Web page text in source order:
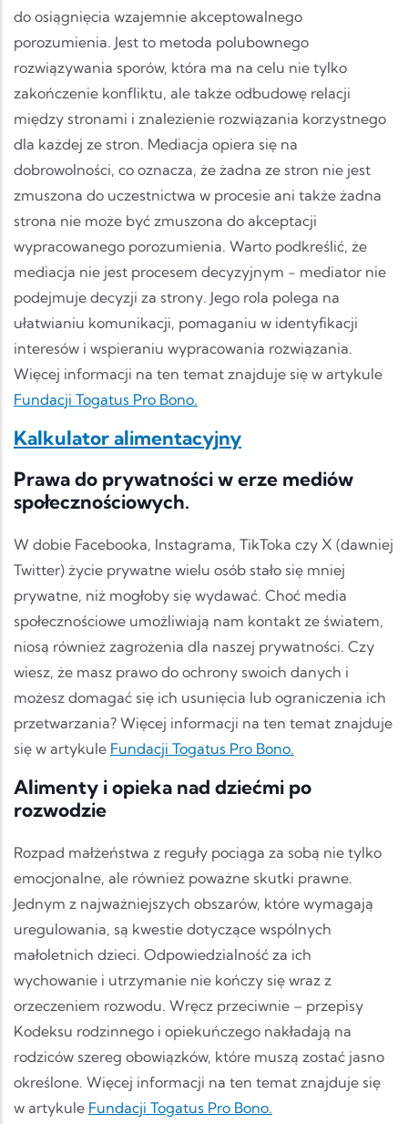
do osiągnięcia wzajemnie akceptowalnego
porozumienia. Jest to metoda polubownego
rozwiązywania sporów, która ma na celu nie tylko
zakończenie konfliktu, ale także odbudowę relacji
między stronami i znalezienie rozwiązania korzystnego
dla każdej ze stron. Mediacja opiera się na
dobrowolności, co oznacza, że żadna ze stron nie jest
zmuszona do uczestnictwa w procesie ani także żadna
strona nie może być zmuszona do akceptacji
wypracowanego porozumienia. Warto podkreślić, że
mediacja nie jest procesem decyzyjnym - mediator nie
podejmuje decyzji za strony. Jego rola polega na
ułatwianiu komunikacji, pomaganiu w identyfikacji
interesów i wspieraniu wypracowania rozwiązania.
Więcej informacji na ten temat znajduje się w artykule
Fundacji Togatus Pro Bono.
Kalkulator alimentacyjny
Prawa do prywatności w erze mediów
społecznościowych.
W dobie Facebooka, Instagrama, TikToka czy X (dawniej
Twitter) życie prywatne wielu osób stało się mniej
prywatne, niż mogłoby się wydawać. Choć media
społecznościowe umożliwiają nam kontakt ze światem,
niosą również zagrożenia dla naszej prywatności. Czy
wiesz, że masz prawo do ochrony swoich danych i
możesz domagać się ich usunięcia lub ograniczenia ich
przetwarzania? Więcej informacji na ten temat znajduje
się w artykule Fundacji Togatus Pro Bono.
Alimenty i opieka nad dziećmi po
rozwodzie
Rozpad małżeństwa z reguły pociąga za sobą nie tylko
emocjonalne, ale również poważne skutki prawne.
Jednym z najważniejszych obszarów, które wymagają
uregulowania, są kwestie dotyczące wspólnych
małoletnich dzieci. Odpowiedzialność za ich
wychowanie i utrzymanie nie kończy się wraz z
orzeczeniem rozwodu. Wręcz przeciwnie – przepisy
Kodeksu rodzinnego i opiekuńczego nakładają na
rodziców szereg obowiązków, które muszą zostać jasno
określone. Więcej informacji na ten temat znajduje się
w artykule Fundacji Togatus Pro Bono.